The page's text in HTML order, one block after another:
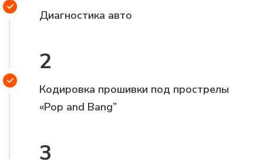
Диагностика авто
2
Кодировка прошивки под прострелы
«Pop and Bang”
3